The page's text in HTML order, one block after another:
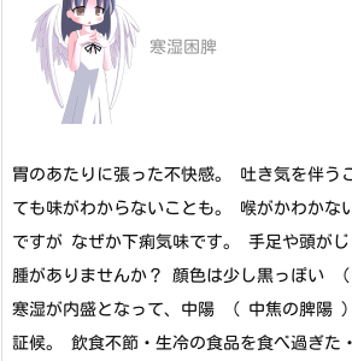
寒湿困脾
胃のあたりに張った不快感。 吐き気を伴う
ても味がわからないことも。 喉がかわかな
ですが なぜか下痢気味です。 手足や頭が
腫がありませんか？ 顔色は少し黒っぽい
寒湿が内盛となって、中陽 ( 中焦の脾陽
証候。 飲食不節・生冷の食品を食べ過ぎた